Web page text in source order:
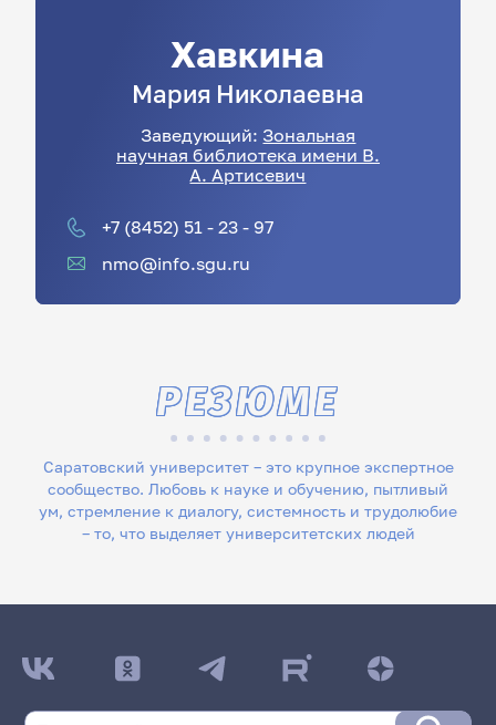
Хавкина
Мария Николаевна
Заведующий: Зональная
научная библиотека имени В.
А. Артисевич
+7 (8452) 51 - 23 - 97
nmo@info.sgu.ru
Саратовский университет – это крупное экспертное
сообщество. Любовь к науке и обучению, пытливый
ум, стремление к диалогу, системность и трудолюбие
– то, что выделяет университетских людей
РЕЗЮМЕ